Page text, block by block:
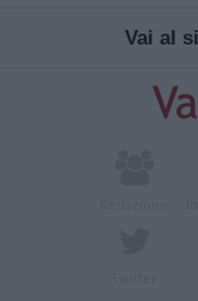
Vai al